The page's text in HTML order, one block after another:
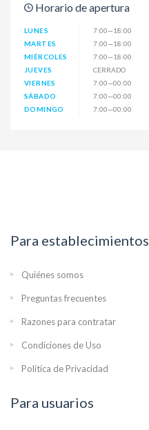
Horario de apertura
LUNES
7:00—18:00
MARTES
7:00—18:00
MIÉRCOLES
7:00—18:00
JUEVES
CERRADO
VIERNES
7:00—00:00
SÁBADO
7:00—00:00
DOMINGO
7:00—00:00
Para establecimientos
Quiénes somos
Preguntas frecuentes
Razones para contratar
Condiciones de Uso
Política de Privacidad
Para usuarios